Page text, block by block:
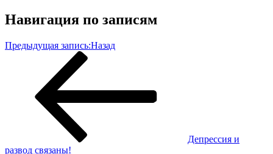
Навигация по записям
Предыдущая запись:Назад
Депрессия и
развод связаны!